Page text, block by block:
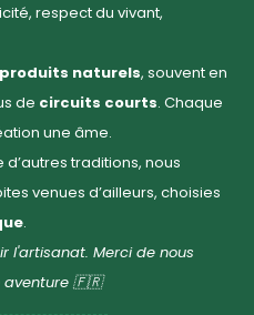
respect du vivant,
produits naturels, souvent en
de circuits courts. Chaque
une âme.
traditions, nous
venues d’ailleurs, choisies
.
l'artisanat. Merci de nous
aventure 🇫🇷